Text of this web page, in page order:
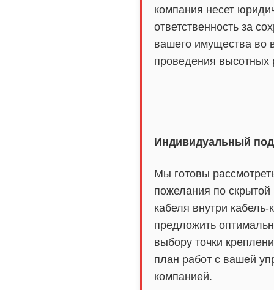
компания несет
ответственность за
вашего имущества во
проведения высотных
Индивидуальный
Мы готовы
пожелания по скрытой
кабеля внутри кабель-
предложить
выбору точки
план работ с вашей
компанией.